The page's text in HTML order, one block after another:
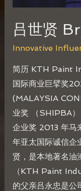
吕世贤
Innovative
简历 KTH Paint
国际商业巨擘奖
(MALAYSIA
业奖 （SHIPBA
企业奖 2013 年马
年亚太国际诚信
贤，是本地著名油
（KTH Paint
的父亲吕永忠是公